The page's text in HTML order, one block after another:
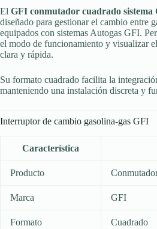
El GFI conmutador cuadrado sistema
diseñado para gestionar el cambio entre
equipados con sistemas Autogas GFI.
el modo de funcionamiento y visualizar
clara y rápida.
Su formato cuadrado facilita la
manteniendo una instalación discreta y
Interruptor de cambio gasolina-gas GFI
Característica
Producto
Marca GFI
Formato Cuadrado